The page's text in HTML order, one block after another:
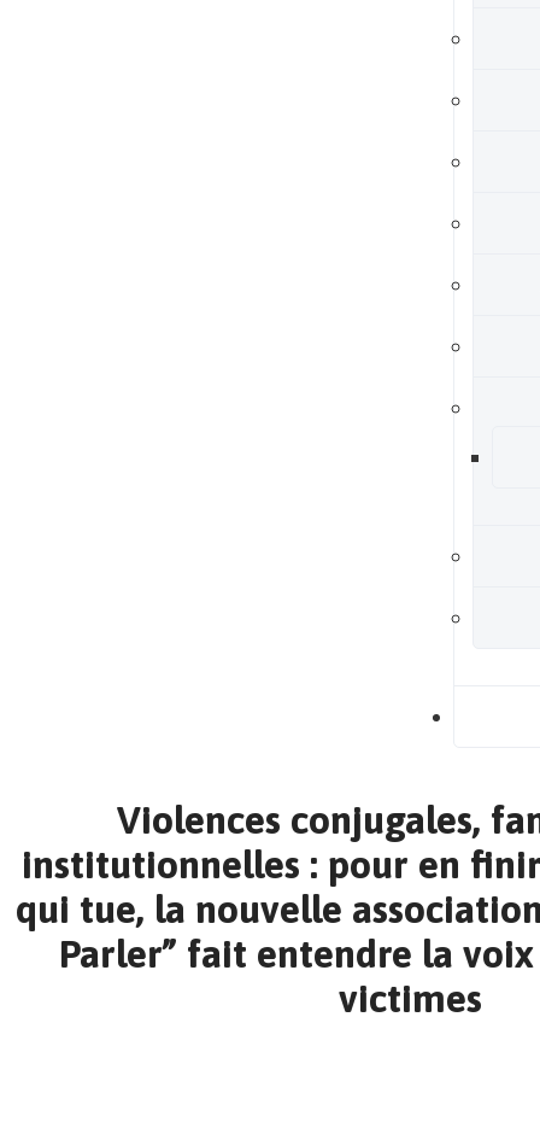
Violences conjugales,
institutionnelles : pour en
qui tue, la nouvelle
Parler” fait entendre la
victimes